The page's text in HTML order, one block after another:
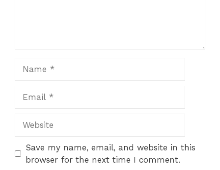
Save my name, email, and website in this
browser for the next time I comment.